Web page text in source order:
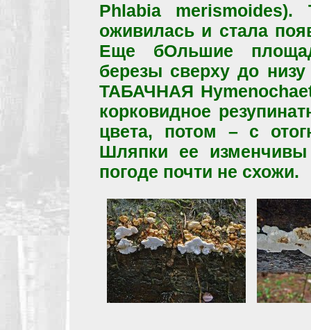
Phlabia
оживилась и стала
Еще бОльшие
березы сверху до
ТАБАЧНАЯ
корковидное
цвета, потом – с
Шляпки ее
погоде почти не схожи.